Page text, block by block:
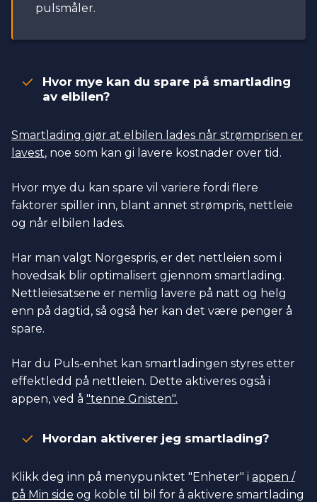
pulsmåler.
Hvor mye kan du spare på smartlading
av elbilen?
Smartlading gjør at elbilen lades når strømprisen er
lavest, noe som kan gi lavere kostnader over tid.
Hvor mye du kan spare vil variere fordi flere
faktorer spiller inn, blant annet strømpris, nettleie
og når elbilen lades.
Har man valgt Norgespris, er det nettleien som i
hovedsak blir optimalisert gjennom smartlading.
Nettleiesatsene er nemlig lavere på natt og helg
enn på dagtid, så også her kan det være penger å
spare.
Har du Puls-enhet kan smartladingen styres etter
effektledd på nettleien. Dette aktiveres også i
appen, ved å "tenne Gnisten".
Hvordan aktiverer jeg smartlading?
Klikk deg inn på menypunktet "Enheter" i appen /
på Min side og koble til bil for å aktivere smartlading